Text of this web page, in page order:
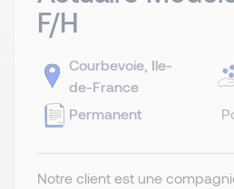
F/H
Courbevoie, Ile-
de-France
Permanent
Notre client est une